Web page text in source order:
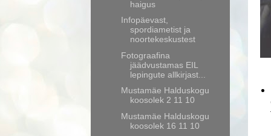
haigus
Infopäevast,
spordiametist ja
noortekeskustest
Fotograafina
jäädvustamas EIL
lepingute allkirjast...
Mustamäe Halduskogu
koosolek 2 11 10
Mustamäe Halduskogu
koosolek 16 11 10